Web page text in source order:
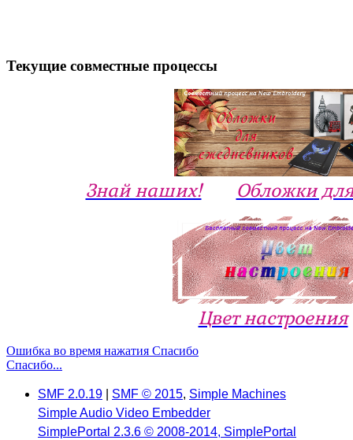
Текущие совместные процессы
Знай наших! Обложки
Цвет настроения
Ошибка во время нажатия Спасибо
Спасибо...
SMF 2.0.19 SMF © 2015, Simple Machines
Simple Audio Video Embedder
SimplePortal 2.3.6 © 2008-2014, SimplePortal